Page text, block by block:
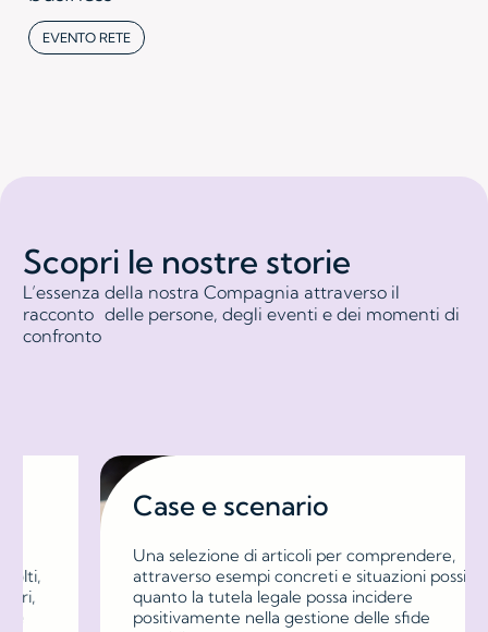
EVENTO RETE
Scopri le nostre storie
L’essenza della nostra Compagnia attraverso il
racconto delle persone, degli eventi e dei momenti di
confronto
Case e scenario
Una selezione di articoli per comprendere,
attraverso esempi concreti e situazioni possibili,
quanto la tutela legale possa incidere
positivamente nella gestione delle sfide